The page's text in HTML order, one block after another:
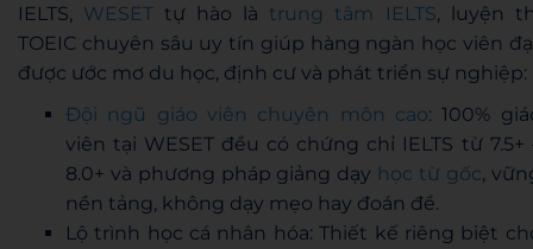
IELTS, WESET tự hào là trung tâm IELTS, luyện
TOEIC chuyên sâu uy tín giúp hàng ngàn học viên
được ước mơ du học, định cư và phát triển sự nghiệp:
Đội ngũ giáo viên chuyên môn cao: 100%
viên tại WESET đều có chứng chỉ IELTS từ 7.5+
8.0+ và phương pháp giảng dạy học từ gốc,
nền tảng, không dạy mẹo hay đoán đề.
Lộ trình học cá nhân hóa: Thiết kế riêng biệt